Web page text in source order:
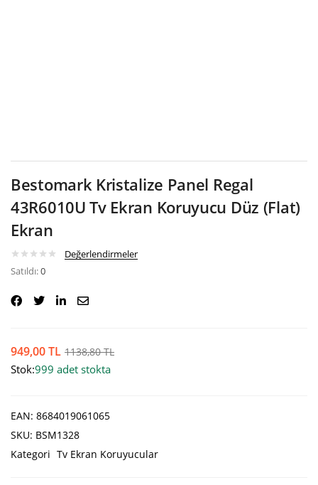
Bestomark Kristalize Panel Regal
43R6010U Tv Ekran Koruyucu Düz (Flat)
Ekran
Değerlendirmeler
Satıldı:0
949,00TL 1138,80TL
Stok:999 adet stokta
EAN: 8684019061065
SKU: BSM1328
Kategori Tv Ekran Koruyucular